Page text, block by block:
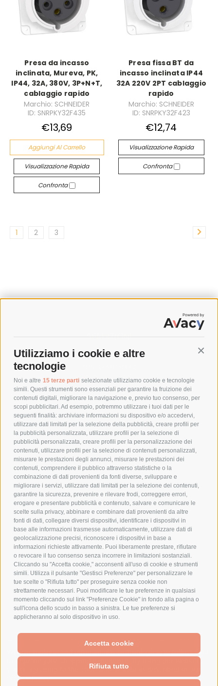
Utilizziamo i cookie e altre
tecnologie
Noi e altre 15 terze parti selezionate utilizziamo cookie e tecnologie
simili. Questi strumenti sono essenziali per garantire la fruizione dei
contenuti digitali, migliorare la navigazione e, previo tuo consenso, per
scopi pubblicitari. Ad esempio, potremmo utilizzare i tuoi dati per le
seguenti finalità: archiviare informazioni su dispositivo e/o accedervi,
utilizzare dati limitati per la selezione della pubblicità, creare profili per
la pubblicità personalizzata, utilizzare profili per la selezione di
pubblicità personalizzata, creare profili per la personalizzazione dei
contenuti, utilizzare profili per la selezione di contenuti personalizzati,
misurare le prestazioni degli annunci, misurare le prestazioni dei
contenuti, comprendere il pubblico attraverso statistiche o la
combinazione di dati provenienti da fonti diverse, sviluppare e
migliorare i servizi, utilizzare dati limitati per la selezione dei contenuti,
garantire la sicurezza, prevenire e rilevare frodi, correggere errori,
erogare e presentare pubblicità e contenuto, salvare e comunicare le
scelte sulla privacy, abbinare e combinare dati provenienti da altre
fonti di dati, collegare diversi dispositivi, identificare i dispositivi in
base alle informazioni trasmesse automaticamente, utilizzare dati di
geolocalizzazione precisi, riconoscere i dispositivi in base a
informazioni richieste attivamente. Puoi liberamente prestare, rifiutare
o revocare il tuo consenso senza incorrere in limitazioni sostanziali.
Cliccando su "Accetta cookie," acconsenti all'uso di cookie e strumenti
simili. Utilizza il pulsante "Gestisci Preferenze" per personalizzare le
tue scelte o "Rifiuta tutto" per proseguire senza cookie non
strettamente necessari. Puoi modificare le tue preferenze in qualsiasi
momento cliccando sul link "Preferenze Cookie" in fondo alla pagina o
sull'icona dello scudo in basso a sinistra. Le tue preferenze si
applicheranno al solo dispositivo in uso.
Accetta cookie
Rifiuta tutto
Presa da incasso
inclinata, Mureva, PK,
IP44, 32A, 380V, 3P+N+T,
cablaggio rapido
Marchio: SCHNEIDER
ID: SNRPKY32F435
€13,69
Aggiungi Al Carrello
Visualizzazione Rapida
Confronta
Presa fissa BT da
incasso inclinata IP44
32A 220V 2PT cablaggio
rapido
Marchio: SCHNEIDER
ID: SNRPKY32F423
€12,74
Visualizzazione Rapida
Confronta
1 2 3
SPEDIZIONI
COSTI DI SPEDIZIONE
POLITICA DI RESO
POLICY
PRIVACY POLICY
COOKIE POLICY
PAGAMENTI SICURI
AZIENDA
CHI SIAMO
MARCHI TRATTATI
CONDOMINI
Bonifico
Bancario
SPESA ELETTRICA SOCIETA CONSORTILE A RESPONSABILITA LIMITATA - VIALE
MILANOFIORI, STRADA 4 - PALAZZO A5 20057, ASSAGO MILANO - PARTITA IVA
Powered byBigCommerce
We use cookies (and other similar technologies) to collect data
to improve your shopping experience.
By using our website,
you're agreeing to the collection of data as described in our
Privacy Policy.